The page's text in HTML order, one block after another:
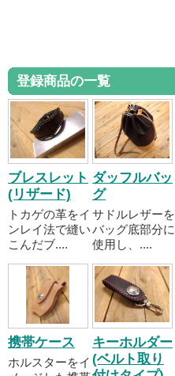
登録商品の一覧
ブレスレット
(リザード)
トカゲの革をイ
ンレイ法で縫い
こんだブ....
ダッフルバッ
グ
サドルレザーを
バッグ底部分に
使用し、....
携帯ケース
ホルスターをイ
キーホルダー
(ベルト取り